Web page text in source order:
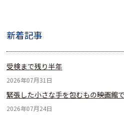
新着記事
受検まで残り半年
2026年07月31日
緊張した小さな手を包むもの――映画
2026年07月24日